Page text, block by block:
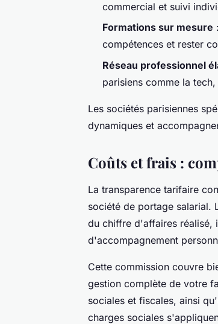
commercial et suivi
Formations sur mesure
compétences et rester
Réseau professionnel
parisiens comme la
Les sociétés parisiennes
dynamiques et
Coûts et frais :
La transparence tarifaire
société de portage salarial.
du chiffre d'affaires réalisé,
d'accompagnement
Cette commission couvre
gestion complète de votre
sociales et fiscales, ainsi
charges sociales